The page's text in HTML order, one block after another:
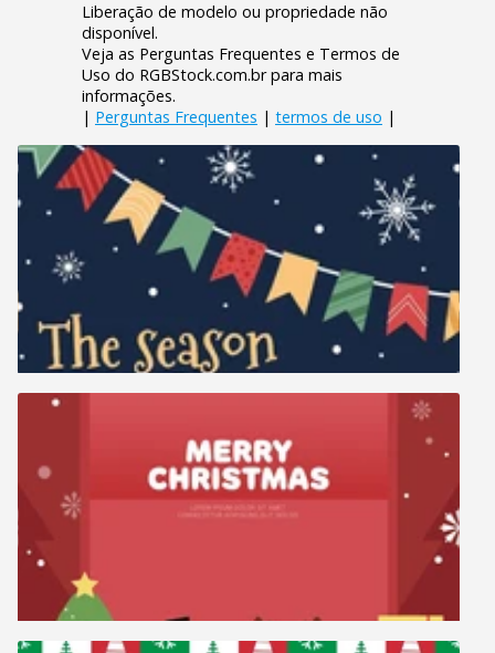
Liberação de modelo ou propriedade não
disponível.
Veja as Perguntas Frequentes e Termos de
Uso do RGBStock.com.br para mais
informações.
| Perguntas Frequentes | termos de uso |